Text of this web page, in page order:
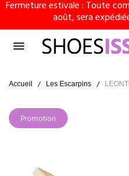
Fermeture estivale : Toute
août, sera

Accueil Les Escarpins
Promotion